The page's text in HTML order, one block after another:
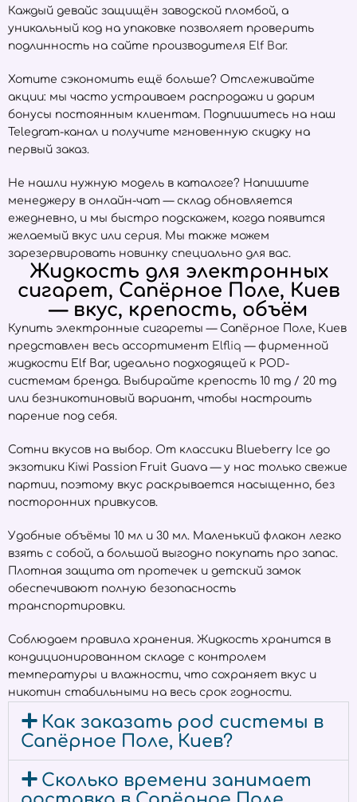
Каждый девайс защищён заводской пломбой, а
уникальный код на упаковке позволяет проверить
подлинность на сайте производителя Elf Bar.
Хотите сэкономить ещё больше? Отслеживайте
акции: мы часто устраиваем распродажи и дарим
бонусы постоянным клиентам. Подпишитесь на наш
Telegram-канал и получите мгновенную скидку на
первый заказ.
Не нашли нужную модель в каталоге? Напишите
менеджеру в онлайн-чат — склад обновляется
ежедневно, и мы быстро подскажем, когда появится
желаемый вкус или серия. Мы также можем
зарезервировать новинку специально для вас.
Жидкость для электронных
сигарет, Сапёрное Поле, Киев
— вкус, крепость, объём
Купить электронные сигареты — Сапёрное Поле, Киев
представлен весь ассортимент Elfliq — фирменной
жидкости Elf Bar, идеально подходящей к POD-
системам бренда. Выбирайте крепость 10 mg / 20 mg
или безникотиновый вариант, чтобы настроить
парение под себя.
Сотни вкусов на выбор. От классики Blueberry Ice до
экзотики Kiwi Passion Fruit Guava — у нас только свежие
партии, поэтому вкус раскрывается насыщенно, без
посторонних привкусов.
Удобные объёмы 10 мл и 30 мл. Маленький флакон легко
взять с собой, а большой выгодно покупать про запас.
Плотная защита от протечек и детский замок
обеспечивают полную безопасность
транспортировки.
Соблюдаем правила хранения. Жидкость хранится в
кондиционированном складе с контролем
температуры и влажности, что сохраняет вкус и
никотин стабильными на весь срок годности.
Как заказать pod системы в
Сапёрное Поле, Киев?
Сколько времени занимает